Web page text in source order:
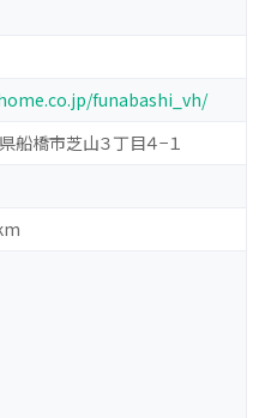
funabashi_vh/
船橋市芝山３丁目４−１